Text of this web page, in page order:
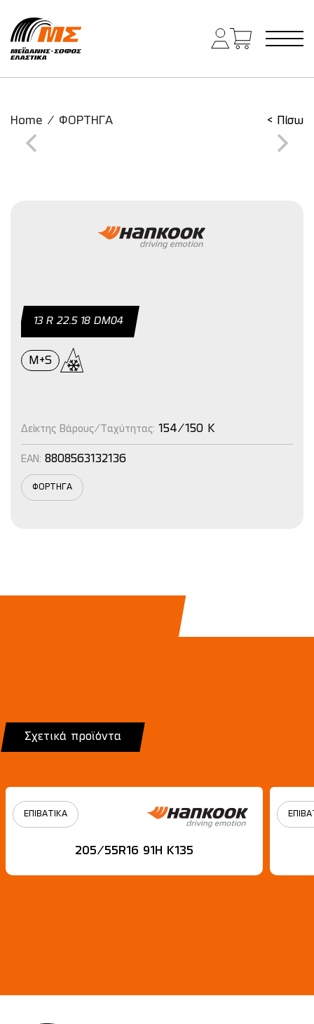
Main Navigation
Home / ΦΟΡΤΗΓΑ < Πίσω
13 R 22.5 18 DΜ04
M+S
Δείκτης Βάρους/Ταχύτητας: 154/150 K
EAN: 8808563132136
ΦΟΡΤΗΓΑ
Σχετικά προϊόντα
ΕΠΙΒΑΤΙΚΑ
205/55R16 91H Κ135